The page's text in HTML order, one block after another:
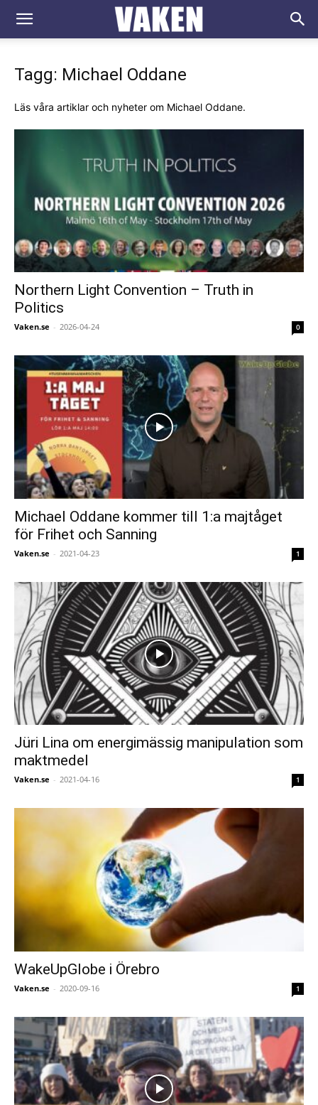
VAKEN.se
Tagg: Michael Oddane
Läs våra artiklar och nyheter om Michael Oddane.
Northern Light Convention – Truth in
Politics
Vaken.se - 2026-04-24 0
Michael Oddane kommer till 1:a majtåget
för Frihet och Sanning
Vaken.se - 2021-04-23 1
Jüri Lina om energimässig manipulation som
maktmedel
Vaken.se - 2021-04-16 1
WakeUpGlobe i Örebro
Vaken.se - 2020-09-16 1